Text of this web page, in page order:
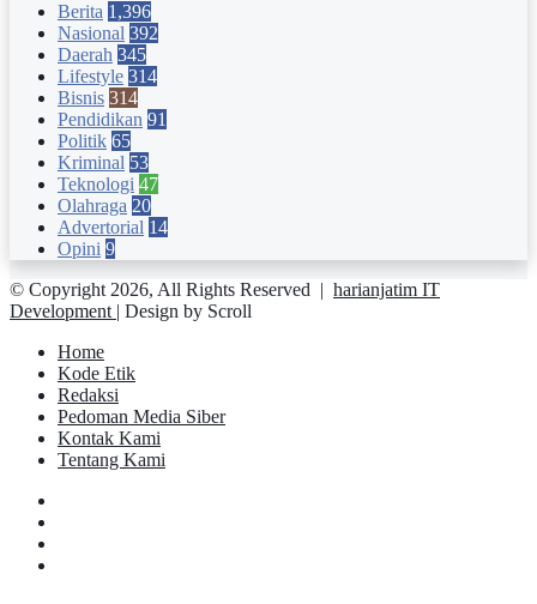
Berita 1,396
Nasional 392
Daerah 345
Lifestyle 314
Bisnis 314
Pendidikan 91
Politik 65
Kriminal 53
Teknologi 47
Olahraga 20
Advertorial 14
Opini 9
© Copyright 2026, All Rights Reserved | harianjatim IT
Development | Design by Scroll
Home
Kode Etik
Redaksi
Pedoman Media Siber
Kontak Kami
Tentang Kami